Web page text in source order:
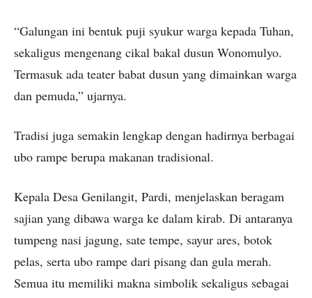
“Galungan ini bentuk puji syukur warga kepada Tuhan,
sekaligus mengenang cikal bakal dusun Wonomulyo.
Termasuk ada teater babat dusun yang dimainkan warga
dan pemuda,” ujarnya.
Tradisi juga semakin lengkap dengan hadirnya berbagai
ubo rampe berupa makanan tradisional.
Kepala Desa Genilangit, Pardi, menjelaskan beragam
sajian yang dibawa warga ke dalam kirab. Di antaranya
tumpeng nasi jagung, sate tempe, sayur ares, botok
pelas, serta ubo rampe dari pisang dan gula merah.
Semua itu memiliki makna simbolik sekaligus sebagai